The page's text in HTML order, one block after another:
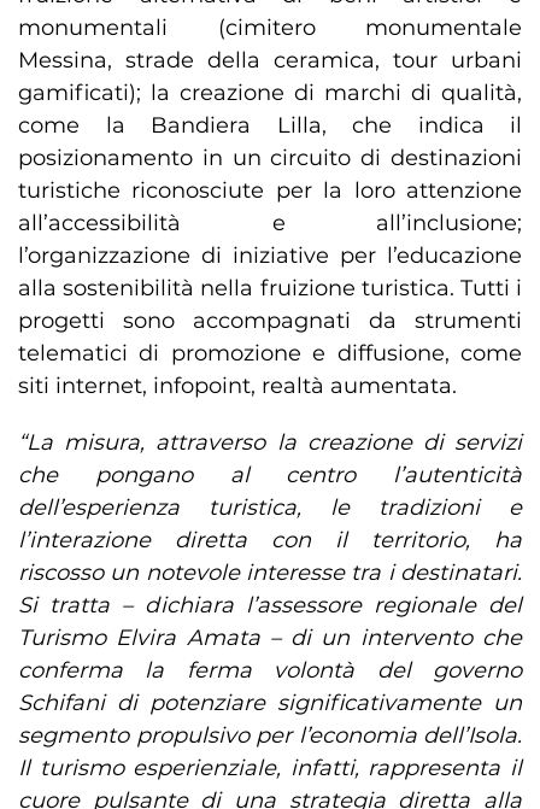
monumentali (cimitero monumentale
Messina, strade della ceramica, tour urbani
gamificati); la creazione di marchi di qualità,
come la Bandiera Lilla, che indica il
posizionamento in un circuito di destinazioni
turistiche riconosciute per la loro attenzione
all’accessibilità e all’inclusione;
l’organizzazione di iniziative per l’educazione
alla sostenibilità nella fruizione turistica. Tutti i
progetti sono accompagnati da strumenti
telematici di promozione e diffusione, come
siti internet, infopoint, realtà aumentata.
“La misura, attraverso la creazione di servizi
che pongano al centro l’autenticità
dell’esperienza turistica, le tradizioni e
l’interazione diretta con il territorio, ha
riscosso un notevole interesse tra i destinatari.
Si tratta – dichiara l’assessore regionale del
Turismo Elvira Amata – di un intervento che
conferma la ferma volontà del governo
Schifani di potenziare significativamente un
segmento propulsivo per l’economia dell’Isola.
Il turismo esperienziale, infatti, rappresenta il
cuore pulsante di una strategia diretta alla